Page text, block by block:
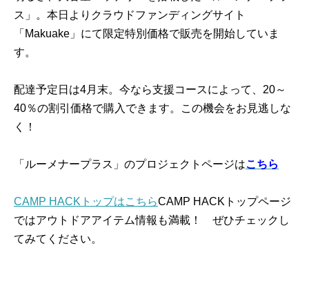
ス」。本日よりクラウドファンディングサイト
「Makuake」にて限定特別価格で販売を開始していま
す。
配達予定日は4月末。今なら支援コースによって、20～
40％の割引価格で購入できます。この機会をお見逃しな
く！
「ルーメナープラス」のプロジェクトページはこちら
CAMP HACKトップはこちらCAMP HACKトップページ
ではアウトドアアイテム情報も満載！ ぜひチェックし
てみてください。